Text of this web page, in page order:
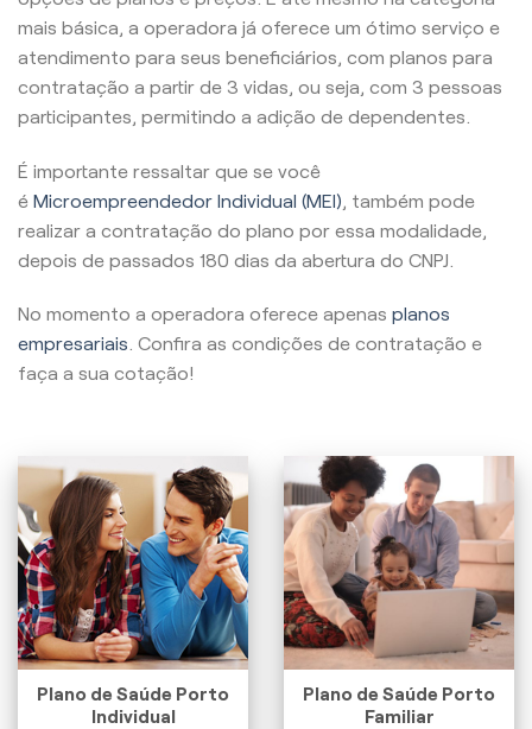
mais básica, a operadora já oferece um ótimo serviço e
atendimento para seus beneficiários, com planos para
contratação a partir de 3 vidas, ou seja, com 3 pessoas
participantes, permitindo a adição de dependentes.
É importante ressaltar que se você
é Microempreendedor Individual (MEI) , também pode
realizar a contratação do plano por essa modalidade,
depois de passados 180 dias da abertura do CNPJ.
No momento a operadora oferece apenas planos
empresariais . Confira as condições de contratação e
faça a sua cotação!
Plano de Saúde Porto
Individual
Plano de Saúde Porto
Familiar